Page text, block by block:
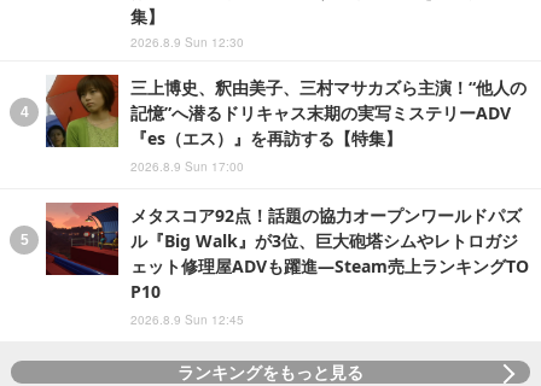
集】
2026.8.9 Sun 12:30
三上博史、釈由美子、三村マサカズら主演！“他人の
記憶”へ潜るドリキャス末期の実写ミステリーADV
『es（エス）』を再訪する【特集】
2026.8.9 Sun 17:00
メタスコア92点！話題の協力オープンワールドパズ
ル『Big Walk』が3位、巨大砲塔シムやレトロガジ
ェット修理屋ADVも躍進―Steam売上ランキングTO
P10
2026.8.9 Sun 12:45
ランキングをもっと見る